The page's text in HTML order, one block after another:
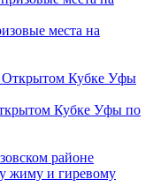
места на
Кубке Уфы по